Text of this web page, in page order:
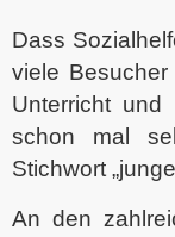
Dass
viele
Unterricht
schon mal
Stichwort
An den